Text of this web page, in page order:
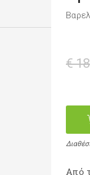
€
Από